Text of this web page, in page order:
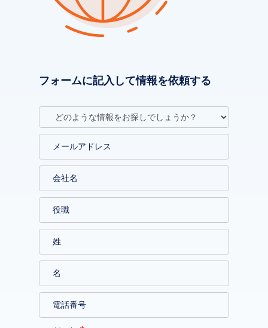
フォームに記入して情報を依頼する